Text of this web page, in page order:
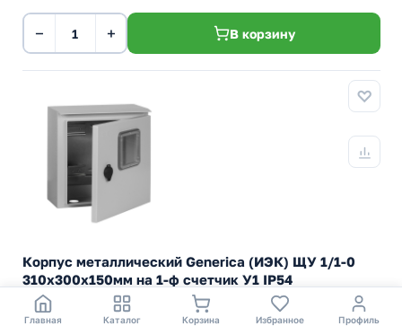
− + В корзину
Корпус металлический Generica (ИЭК) ЩУ 1/1-0
310х300х150мм на 1-ф счетчик У1 IP54
Влагозащищенный вводный щиток металлический Титан
навесной на столб под счетчик
Главная Каталог Корзина Избранное Профиль